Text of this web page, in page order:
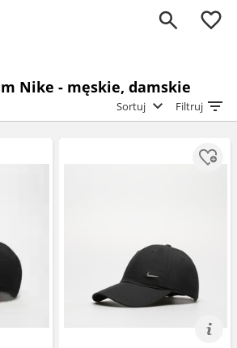
0
Nike - męskie, damskie
Sortuj Filtruj